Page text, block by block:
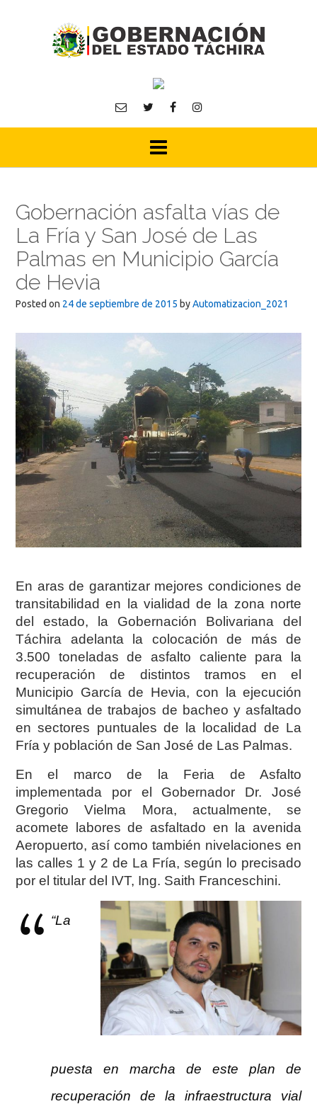
Gobernación asfalta vías de
La Fría y San José de Las
Palmas en Municipio García
de Hevia
Posted on 24 de septiembre de 2015 byAutomatizacion_2021
En aras de garantizar mejores condiciones de
transitabilidad en la vialidad de la zona norte
del estado, la Gobernación Bolivariana del
Táchira adelanta la colocación de más de
3.500 toneladas de asfalto caliente para la
recuperación de distintos tramos en el
Municipio García de Hevia, con la ejecución
simultánea de trabajos de bacheo y asfaltado
en sectores puntuales de la localidad de La
Fría y población de San José de Las Palmas.
En el marco de la Feria de Asfalto
implementada por el Gobernador Dr. José
Gregorio Vielma Mora, actualmente, se
acomete labores de asfaltado en la avenida
Aeropuerto, así como también nivelaciones en
las calles 1 y 2 de La Fría, según lo precisado
por el titular del IVT, Ing. Saith Franceschini.
“La
puesta en marcha de este plan de
recuperación de la infraestructura vial